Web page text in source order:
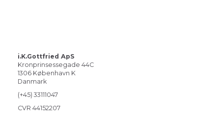
i.K.Gottfried ApS
Kronprinsessegade 44C
1306 København K
Danmark
(+45) 33111047
CVR 44152207